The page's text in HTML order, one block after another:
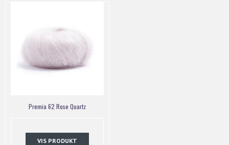
Premia 62 Rose Quartz
VIS PRODUKT